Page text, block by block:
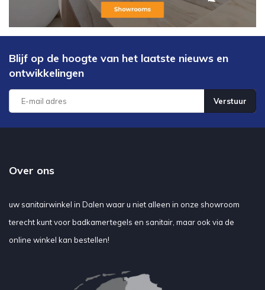
Blijf op de hoogte van het laatste nieuws en
ontwikkelingen
Verstuur
Over ons
uw sanitairwinkel in Dalen waar u niet alleen in onze showroom
terecht kunt voor badkamertegels en sanitair, maar ook via de
online winkel kan bestellen!